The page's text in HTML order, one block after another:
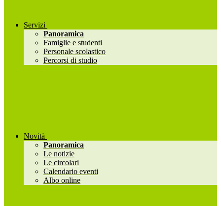
Servizi
Panoramica
Famiglie e studenti
Personale scolastico
Percorsi di studio
Novità
Panoramica
Le notizie
Le circolari
Calendario eventi
Albo online